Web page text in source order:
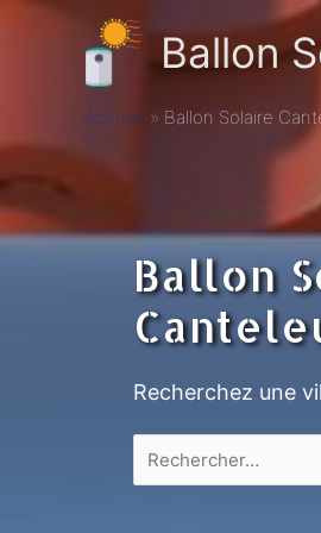
Ballon
Accueil Ballon Solaire
Ballon
Recherchez une